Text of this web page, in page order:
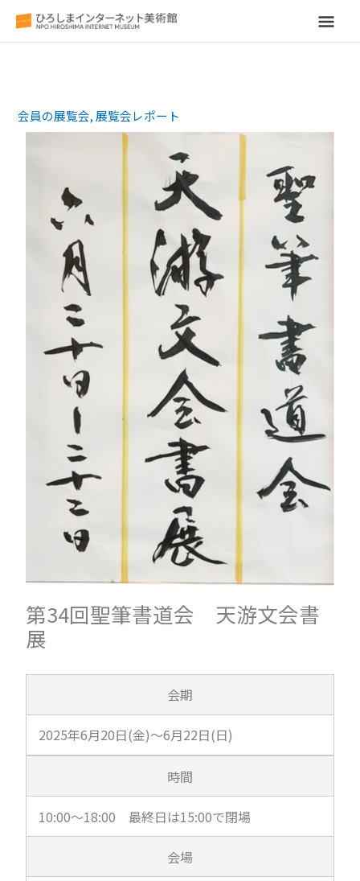
メ
メ
会員の展覧会,展覧会レポート
第34回聖筆書道会 天游文会書
展
会期
2025年6月20日(金)～6月22日(日)
時間
10:00～18:00 最終日は15:00で閉場
会場